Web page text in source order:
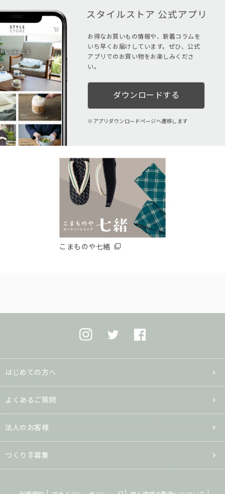
お得なお買いもの情報や、新着コラムを
いち早くお届けしています。ぜひ、公式
アプリでのお買い物をお楽しみくださ
い。
ダウンロードする
アプリダウンロードページへ遷移します
こまものや七緒
はじめての方へ
よくあるご質問
法人のお客様
つくり手募集